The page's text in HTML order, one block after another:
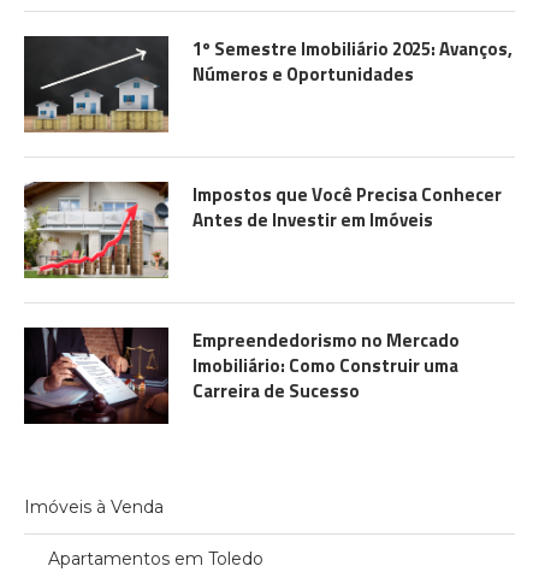
1º Semestre Imobiliário 2025: Avanços,
Números e Oportunidades
Impostos que Você Precisa Conhecer
Antes de Investir em Imóveis
Empreendedorismo no Mercado
Imobiliário: Como Construir uma
Carreira de Sucesso
Imóveis à Venda
Apartamentos em Toledo